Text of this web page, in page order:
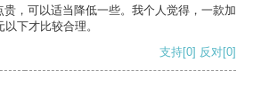
，可以适当降低一些。我个人觉得，一款加
下才比较合理。
支持[0] 反对[0]